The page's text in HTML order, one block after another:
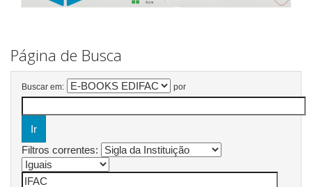
Página de Busca
Buscar em: por
Filtros correntes: